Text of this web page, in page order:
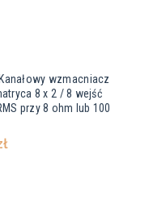
wzmacniacz
8 x 2 / 8 wejść
przy 8 ohm lub 100